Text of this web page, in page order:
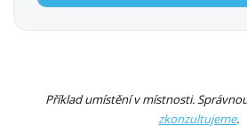
Příklad umístění v místnosti.
zkonzultujeme.